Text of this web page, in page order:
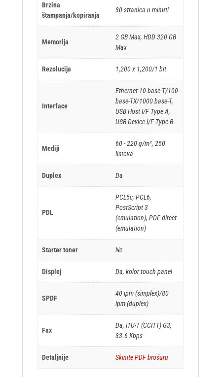
Brzina
štampanja/kopiranja
30 stranica u minuti
Memorija
2 GB Max, HDD 320 GB
Max
Rezolucija 1,200 x 1,200/1 bit
Interface
Ethernet 10 base-T/100
base-TX/1000 base-T,
USB Host I/F Type A,
USB Device I/F Type B
Mediji
60 - 220 g/m², 250
listova
Duplex Da
PDL
PCL5c, PCL6,
PostScript 3
(emulation), PDF direct
(emulation)
Starter toner Ne
Displej Da, kolor touch panel
SPDF
40 ipm (simplex)/80
ipm (duplex)
Fax
Da, ITU-T (CCITT) G3,
33.6 Kbps
Detaljnije Skinite PDF brošuru